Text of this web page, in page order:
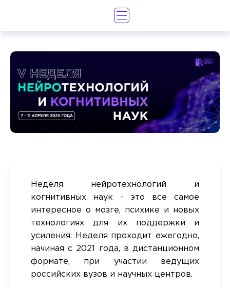
Неделя нейротехнологий и
когнитивных наук - это все самое
интересное о мозге, психике и новых
технологиях для их поддержки и
усиления. Неделя проходит ежегодно,
начиная с 2021 года, в дистанционном
формате, при участии ведущих
российских вузов и научных центров.